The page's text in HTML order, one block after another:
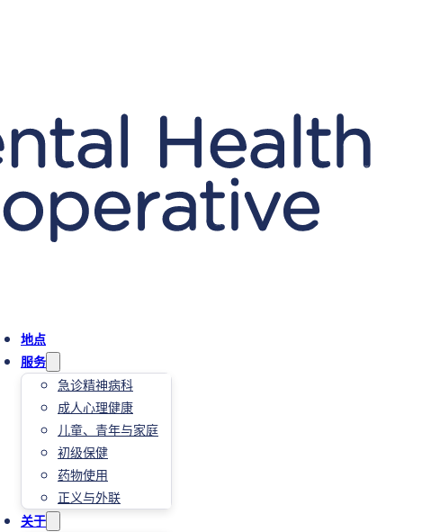
地点
服务
急诊精神病科
成人心理健康
儿童、青年与家庭
初级保健
药物使用
正义与外联
关于